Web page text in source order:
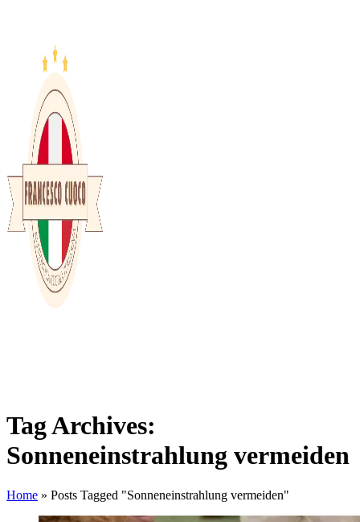
Tag Archives:
Sonneneinstrahlung vermeiden
Home » Posts Tagged "Sonneneinstrahlung vermeiden"